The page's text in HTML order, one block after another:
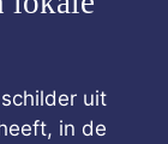
uit
in de